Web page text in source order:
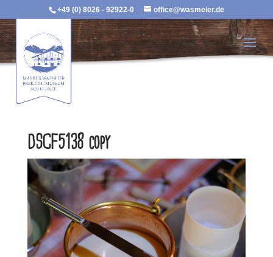
+49 (0) 8026 - 92922-0 office@wasmeier.de
DSCF5138 copy